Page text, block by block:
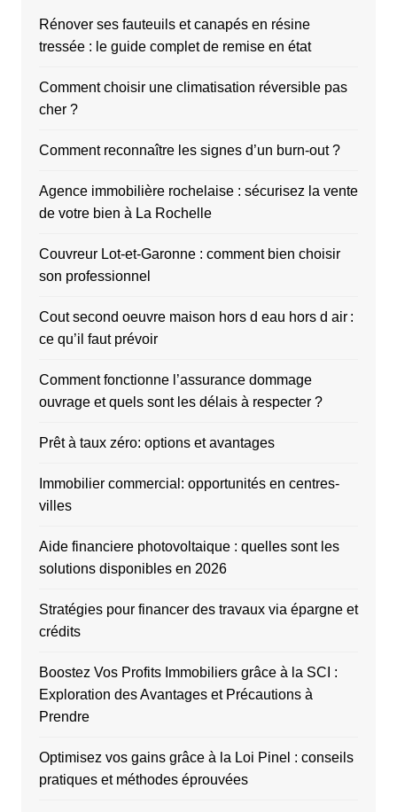
Rénover ses fauteuils et canapés en résine
tressée : le guide complet de remise en état
Comment choisir une climatisation réversible pas
cher ?
Comment reconnaître les signes d’un burn-out ?
Agence immobilière rochelaise : sécurisez la vente
de votre bien à La Rochelle
Couvreur Lot-et-Garonne : comment bien choisir
son professionnel
Cout second oeuvre maison hors d eau hors d air :
ce qu’il faut prévoir
Comment fonctionne l’assurance dommage
ouvrage et quels sont les délais à respecter ?
Prêt à taux zéro: options et avantages
Immobilier commercial: opportunités en centres-
villes
Aide financiere photovoltaique : quelles sont les
solutions disponibles en 2026
Stratégies pour financer des travaux via épargne et
crédits
Boostez Vos Profits Immobiliers grâce à la SCI :
Exploration des Avantages et Précautions à
Prendre
Optimisez vos gains grâce à la Loi Pinel : conseils
pratiques et méthodes éprouvées